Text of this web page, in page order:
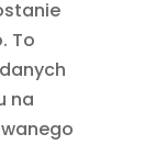
To
na